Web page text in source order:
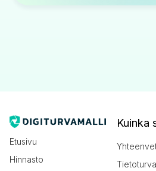
Etusivu
Hinnasto
Kuinka